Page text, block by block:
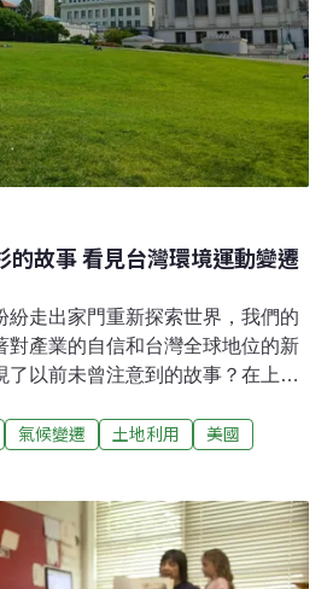
從選址、安全到維護都有明確規
經驗，將遮陽傘制度化管理，可從
及《市區道路及附屬工程設計標
置規範。抗暑不能只靠零星試
的故事 看見台灣環境運動變遷
紛走出家門重新探索世界，我們的
對產業的自信和台灣全球地位的新
了以前未曾注意到的故事？在上半
一個紅杉的故事很常聽，紅杉資本
立於1972年，是矽谷最著名的創投
事，則是關於加州百年來科技、開
更複雜也更曲折，也許更能引起現
杉故事序曲：高山社這個紅杉故事
氣候變遷 土地利用
美國